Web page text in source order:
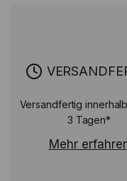
Versandfertig
3 Tagen*
Mehr